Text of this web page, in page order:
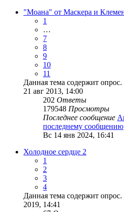
"Моана" от Маскера и
1
…
7
8
9
10
11
Данная тема содержит опрос.
21 авг 2013, 14:00
202 Ответы
179548 Просмотры
Последнее сообщение
последнему сообщению
Вс 14 янв 2024, 16:41
Холодное сердце 2
1
2
3
4
Данная тема содержит опрос.
2019, 14:41